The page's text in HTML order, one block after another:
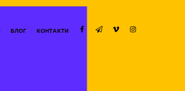
БЛОГ КОНТАКТИ